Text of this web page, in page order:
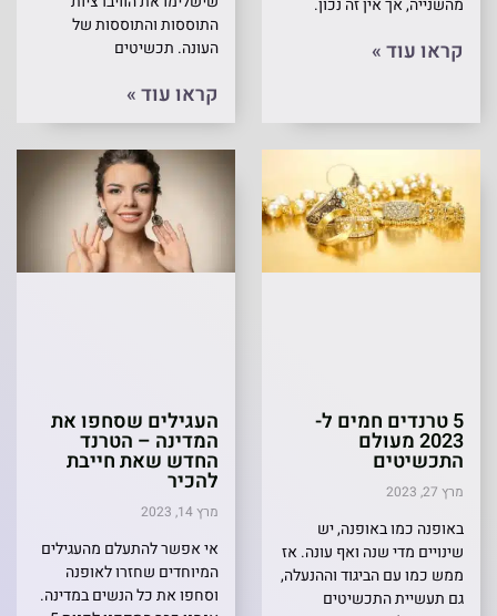
מהשנייה, אך אין זה נכון.
קראו עוד »
התוססות והתוססות של
העונה. תכשיטים
קראו עוד »
5 טרנדים חמים ל-
2023 מעולם
התכשיטים
מרץ 27, 2023
באופנה כמו באופנה, יש
שינויים מדי שנה ואף עונה. אז
ממש כמו עם הביגוד וההנעלה,
גם תעשיית התכשיטים
העגילים שסחפו את
המדינה – הטרנד
החדש שאת חייבת
להכיר
מרץ 14, 2023
אי אפשר להתעלם מהעגילים
המיוחדים שחזרו לאופנה
וסחפו את כל הנשים במדינה.